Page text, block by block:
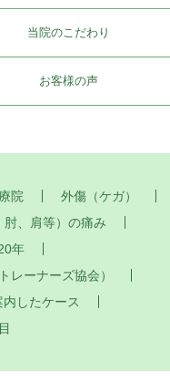
当院のこだわり
お客様の声
院
外傷（ケガ）
、肩等）の痛み
年
レーナーズ協会）
したケース